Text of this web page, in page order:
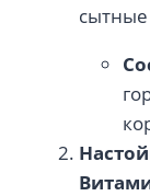
сытные